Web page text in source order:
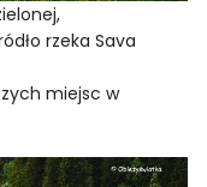
rzeka Sava
miejsc w